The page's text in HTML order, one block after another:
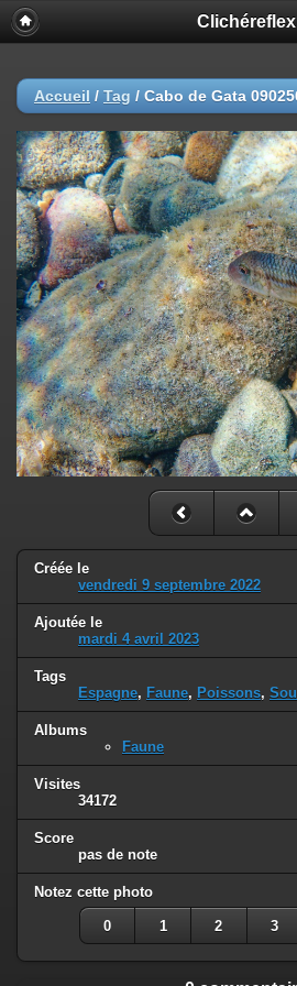
Clichéreflex
Accueil / Tag / Cabo de Gata
Créée le
vendredi 9 septembre 2022
Ajoutée le
mardi 4 avril 2023
Tags
Espagne, Faune, Poissons,
Albums
Faune
Visites
34172
Score
pas de note
Notez cette photo
0 1 2 3